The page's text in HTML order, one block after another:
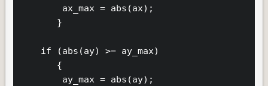
        ax_max = abs(ax);
       }
    if (abs(ay) >= ay_max)
       {
        ay_max = abs(ay);